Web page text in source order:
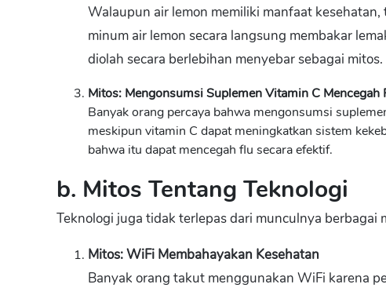
Walaupun air lemon memiliki manfaat
minum air lemon secara langsung membakar
diolah secara berlebihan menyebar sebagai mitos.
Mitos: Mengonsumsi Suplemen Vitamin C Mencegah
Banyak orang percaya bahwa mengonsumsi
meskipun vitamin C dapat meningkatkan sistem
bahwa itu dapat mencegah flu secara efektif.
b. Mitos Tentang Teknologi
Teknologi juga tidak terlepas dari munculnya berbagai
Mitos: WiFi Membahayakan Kesehatan
Banyak orang takut menggunakan WiFi karena